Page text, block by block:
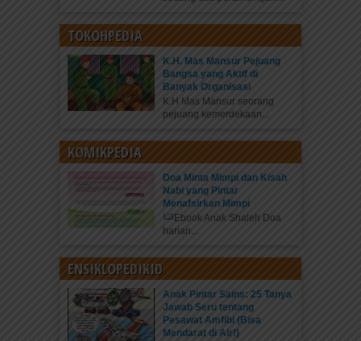
TOKOHPEDIA
K.H. Mas Mansur Pejuang
Bangsa yang Aktif di
Banyak Organisasi
K.H Mas Mansur seorang
pejuang kemerdekaan...
KOMIKPEDIA
Doa Minta Mimpi dan Kisah
Nabi yang Pintar
Menafsirkan Mimpi
Ebook Anak Shaleh Doa
harian...
ENSIKLOPEDIKID
Anak Pintar Sains: 25 Tanya
Jawab Seru tentang
Pesawat Amfibi (Bisa
Mendarat di Air!)